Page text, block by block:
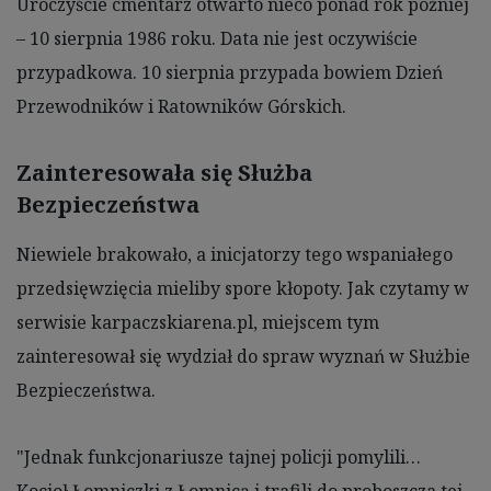
– 10 sierpnia 1986 roku. Data nie jest oczywiście
przypadkowa. 10 sierpnia przypada bowiem Dzień
Przewodników i Ratowników Górskich.
Zainteresowała się Służba
Bezpieczeństwa
Niewiele brakowało, a inicjatorzy tego wspaniałego
przedsięwzięcia mieliby spore kłopoty. Jak czytamy w
serwisie karpaczskiarena.pl, miejscem tym
zainteresował się wydział do spraw wyznań w Służbie
Bezpieczeństwa.
"Jednak funkcjonariusze tajnej policji pomylili…